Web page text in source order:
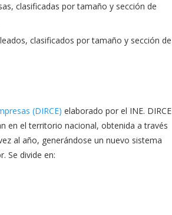
clasificadas por tamaño y sección de
clasificados por tamaño y sección de
(DIRCE) elaborado por el INE. DIRCE
en el territorio nacional, obtenida a través
al año, generándose un nuevo sistema
Se divide en: